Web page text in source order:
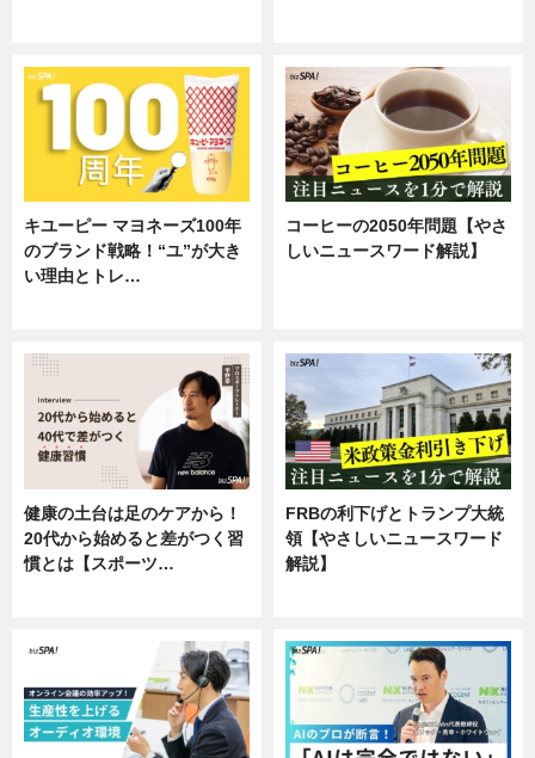
キユーピー マヨネーズ100年
のブランド戦略！“ユ”が大き
い理由とトレ…
コーヒーの2050年問題【やさ
しいニュースワード解説】
健康の土台は足のケアから！
20代から始めると差がつく習
慣とは【スポーツ…
FRBの利下げとトランプ大統
領【やさしいニュースワード
解説】